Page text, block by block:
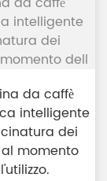
da caffè
intelligente
dei
momento